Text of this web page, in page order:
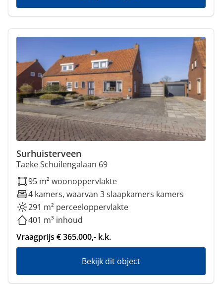
Surhuisterveen
Taeke Schuilengalaan 69
95 m² woonoppervlakte
4 kamers, waarvan 3 slaapkamers kamers
291 m² perceeloppervlakte
401 m³ inhoud
Vraagprijs € 365.000,- k.k.
Bekijk dit object